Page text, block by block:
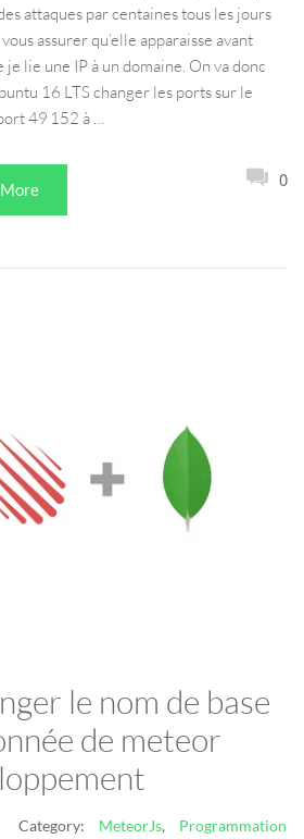
attaques par centaines tous les jours
assurer qu’elle apparaisse avant
je lie une IP à un domaine. On va donc
16 LTS changer les ports sur le
49 152 à …
0
le nom de base
de meteor
Category: MeteorJs, Programmation